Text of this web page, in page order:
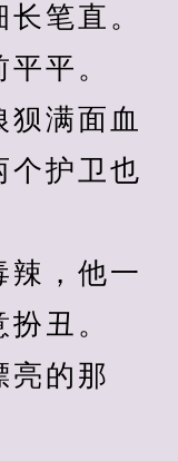
笔直。
平。
满面血
个护卫也
，他一
丑。
的那